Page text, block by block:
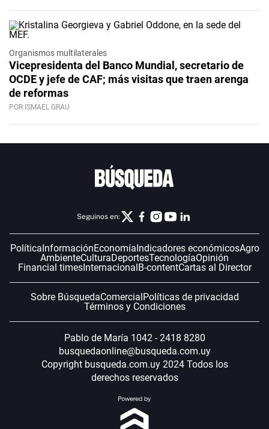
Organismos multilaterales
Vicepresidenta del Banco Mundial, secretario de
OCDE y jefe de CAF; más visitas que traen arenga
de reformas
POR ISMAEL GRAU
Seguinos en:
PolíticaInformaciónEconomíaIndicadores económicosAgro
AmbienteCulturaDeportesTecnologíaOpinión
Financial timesInternacionalB-contentCartas al Director
Sobre BúsquedaComercialPolíticas de privacidad
Términos y Condiciones
Pablo de María 1042 - 2418 8280
busquedaonline@busqueda.com.uy
Copyright busqueda.com.uy 2024 Todos los
derechos reservados